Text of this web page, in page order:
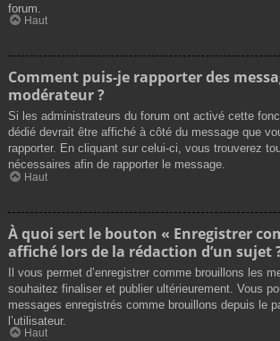
forum.
Haut
Comment puis-je rapporter des
modérateur ?
Si les administrateurs du forum ont activé cette
dédié devrait être affiché à côté du message que
rapporter. En cliquant sur celui-ci, vous trouverez
nécessaires afin de rapporter le message.
Haut
À quoi sert le bouton « Enregistrer
affiché lors de la rédaction d’un sujet
Il vous permet d’enregistrer comme brouillons les
souhaitez finaliser et publier ultérieurement. Vous
messages enregistrés comme brouillons depuis le
l’utilisateur.
Haut